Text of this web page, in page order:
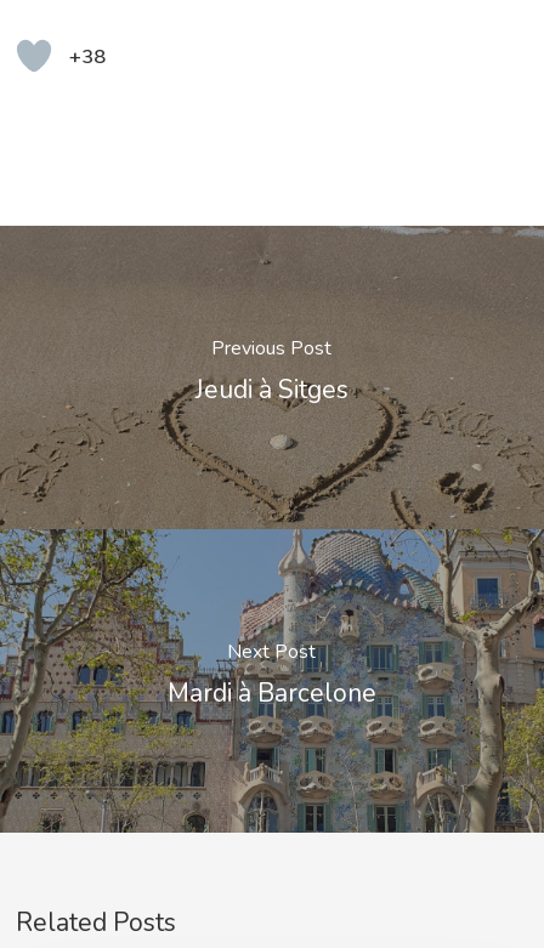
+38
Previous Post
Jeudi à Sitges
Next Post
Mardi à Barcelone
Related Posts